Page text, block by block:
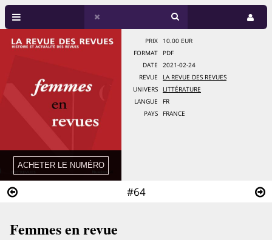
#64
PRIX
10.00 EUR
FORMAT
PDF
DATE
2021-02-24
REVUE
LA REVUE DES REVUES
UNIVERS
LITTÉRATURE
LANGUE
FR
PAYS
FRANCE
Femmes en revue